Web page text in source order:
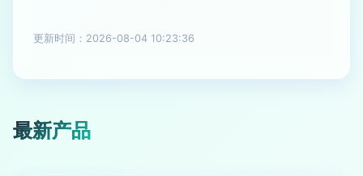
更新时间：2026-08-04 10:23:36
最新产品